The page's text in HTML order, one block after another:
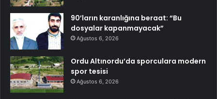
90’ların karanlığına beraat: “Bu
dosyalar kapanmayacak”
Ağustos 6, 2026
Ordu Altınordu’da sporculara modern
spor tesisi
Ağustos 6, 2026